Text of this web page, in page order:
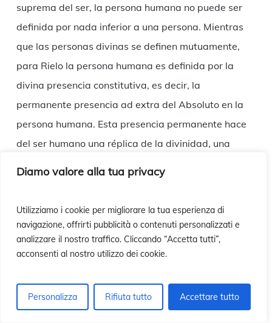
Diamo valore alla tua privacy
Utilizziamo i cookie per migliorare la tua esperienza di
navigazione, offrirti pubblicità o contenuti personalizzati e
analizzare il nostro traffico. Cliccando “Accetta tutti”,
acconsenti al nostro utilizzo dei cookie.
Personalizza Rifiuta tutto Accettare tutto
suprema del ser, la persona humana no puede ser
definida por nada inferior a una persona. Mientras
que las personas divinas se definen mutuamente,
para Rielo la persona humana es definida por la
divina presencia constitutiva, es decir, la
permanente presencia ad extra del Absoluto en la
persona humana. Esta presencia permanente hace
del ser humano una réplica de la divinidad, una
preocupaciones la racionalidad de la Divinidad, la
mística sacralidad de la persona humana
(expresando algo más que ser humano. La
culturales y el puente entre cultura y tradiciones son
enriquecidas a la luz de perspectiva metafísica